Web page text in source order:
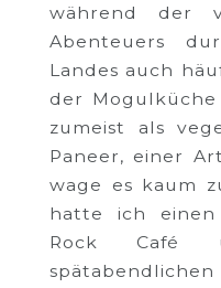
während der
Abenteuers
Landes auch
der Mogulküche
zumeist als
Paneer, einer
wage es kaum
hatte ich einen
Rock Café